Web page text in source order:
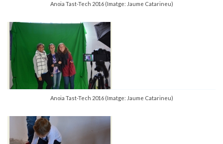
Anoia Tast-Tech 2016 (Imatge: Jaume Catarineu)
Anoia Tast-Tech 2016 (Imatge: Jaume Catarineu)